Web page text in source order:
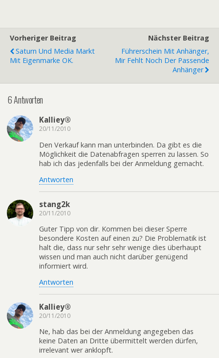
Vorheriger Beitrag
Saturn Und Media Markt
Mit Eigenmarke OK.
Nächster Beitrag
Führerschein Mit Anhänger,
Mir Fehlt Noch Der Passende
Anhänger
6 Antworten
Kalliey®
20/11/2010
Den Verkauf kann man unterbinden. Da gibt es die
Möglichkeit die Datenabfragen sperren zu lassen. So
hab ich das jedenfalls bei der Anmeldung gemacht.
Antworten
stang2k
20/11/2010
Guter Tipp von dir. Kommen bei dieser Sperre
besondere Kosten auf einen zu? Die Problematik ist
halt die, dass nur sehr sehr wenige dies überhaupt
wissen und man auch nicht darüber genügend
informiert wird.
Antworten
Kalliey®
20/11/2010
Ne, hab das bei der Anmeldung angegeben das
keine Daten an Dritte übermittelt werden dürfen,
irrelevant wer anklopft.